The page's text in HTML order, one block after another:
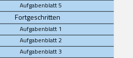
Aufgabenblatt 5
Fortgeschritten
Aufgabenblatt 1
Aufgabenblatt 2
Aufgabenblatt 3